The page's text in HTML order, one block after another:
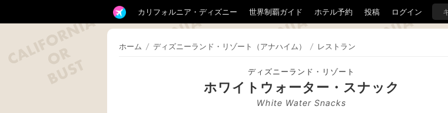
カリフォルニア・ディズニー 世界制覇ガイド ホテル予約 投稿 ログイン
ホーム / ディズニーランド・リゾート（アナハイム） / レストラン
ディズニーランド・リゾート
ホワイトウォーター・スナック
White Water Snacks